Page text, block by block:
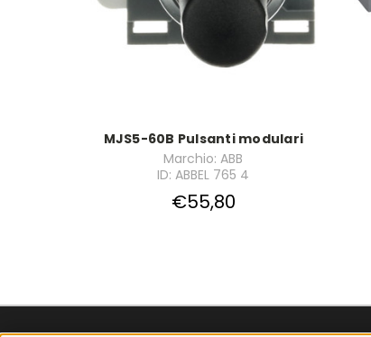
MJS5-60B Pulsanti modulari
Marchio: ABB
ID: ABBEL 765 4
€55,80